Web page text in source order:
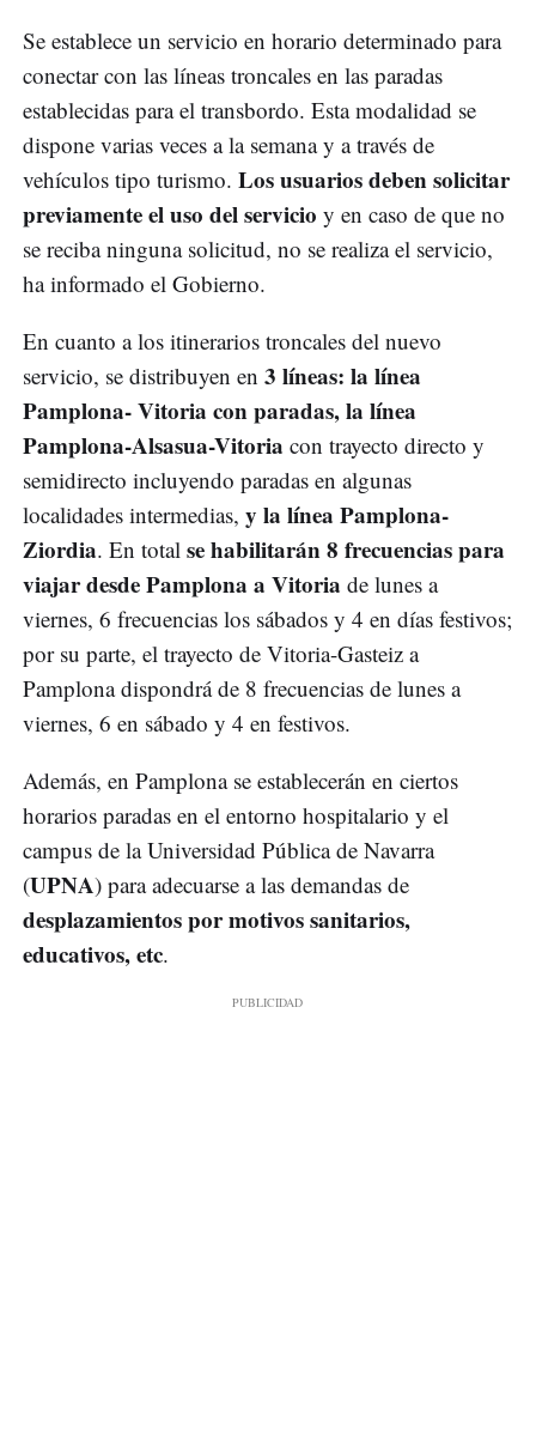
Se establece un servicio en horario determinado para
conectar con las líneas troncales en las paradas
establecidas para el transbordo. Esta modalidad se
dispone varias veces a la semana y a través de
vehículos tipo turismo. Los usuarios deben solicitar
previamente el uso del servicio y en caso de que no
se reciba ninguna solicitud, no se realiza el servicio,
ha informado el Gobierno.
En cuanto a los itinerarios troncales del nuevo
servicio, se distribuyen en 3 líneas: la línea
Pamplona- Vitoria con paradas, la línea
Pamplona-Alsasua-Vitoria con trayecto directo y
semidirecto incluyendo paradas en algunas
localidades intermedias, y la línea Pamplona-
Ziordia. En total se habilitarán 8 frecuencias para
viajar desde Pamplona a Vitoria de lunes a
viernes, 6 frecuencias los sábados y 4 en días festivos;
por su parte, el trayecto de Vitoria-Gasteiz a
Pamplona dispondrá de 8 frecuencias de lunes a
viernes, 6 en sábado y 4 en festivos.
Además, en Pamplona se establecerán en ciertos
horarios paradas en el entorno hospitalario y el
campus de la Universidad Pública de Navarra
(UPNA) para adecuarse a las demandas de
desplazamientos por motivos sanitarios,
educativos, etc.